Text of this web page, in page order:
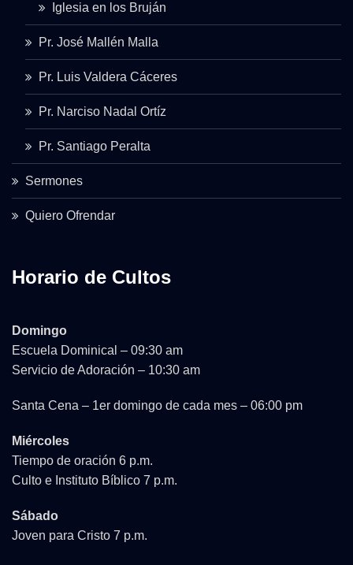
Iglesia en los Bruján
Pr. José Mallén Malla
Pr. Luis Valdera Cáceres
Pr. Narciso Nadal Ortíz
Pr. Santiago Peralta
Sermones
Quiero Ofrendar
Horario de Cultos
Domingo
Escuela Dominical – 09:30 am
Servicio de Adoración – 10:30 am
Santa Cena – 1er domingo de cada mes – 06:00 pm
Miércoles
Tiempo de oración 6 p.m.
Culto e Instituto Bíblico 7 p.m.
Sábado
Joven para Cristo 7 p.m.